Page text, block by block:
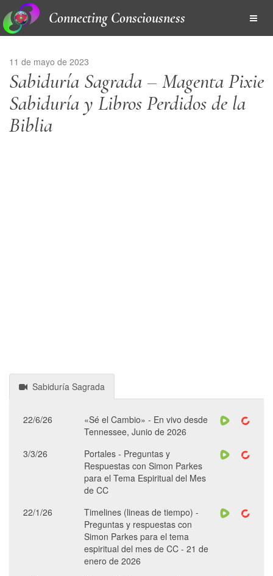
Connecting Consciousness
11 de mayo de 2023
Sabiduría Sagrada – Magenta Pixie
Sabiduría y Libros Perdidos de la
Biblia
Sabiduría Sagrada
22/6/26
«Sé el Cambio» - En vivo desde
Tennessee, Junio de 2026
3/3/26
Portales - Preguntas y
Respuestas con Simon Parkes
para el Tema Espiritual del Mes
de CC
22/1/26
Timelines (lineas de tiempo) -
Preguntas y respuestas con
Simon Parkes para el tema
espiritual del mes de CC - 21 de
enero de 2026